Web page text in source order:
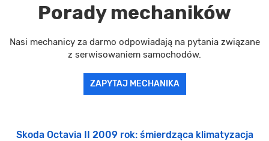
Porady mechaników
Nasi mechanicy za darmo odpowiadają na pytania związane
z serwisowaniem samochodów.
ZAPYTAJ MECHANIKA
Skoda Octavia II 2009 rok: śmierdząca klimatyzacja